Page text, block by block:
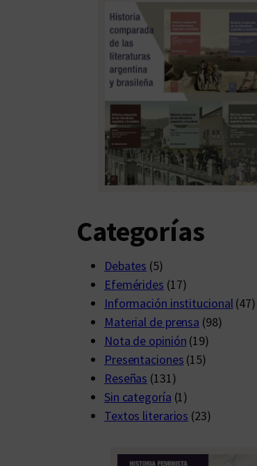
Categorías
Debates (5)
Efemérides (17)
Información institucional(47)
Material de prensa (98)
Nota de opinión (19)
Presentaciones (15)
Reseñas (131)
Sin categoría (1)
Textos literarios (23)